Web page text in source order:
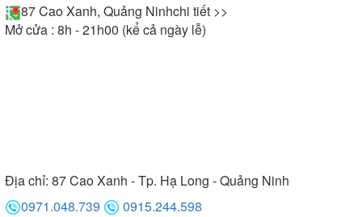
87 Cao Xanh, Quảng Ninhchi tiết >>
Mở cửa : 8h - 21h00 (kể cả ngày lễ)
Địa chỉ: 87 Cao Xanh - Tp. Hạ Long - Quảng Ninh
0971.048.739
0915.244.598